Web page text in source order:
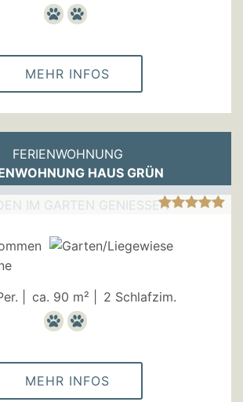
MEHR INFOS
FERIENWOHNUNG
HAUS GRÜN
| ca. 90 m² | 2 Schlafzim.
MEHR INFOS